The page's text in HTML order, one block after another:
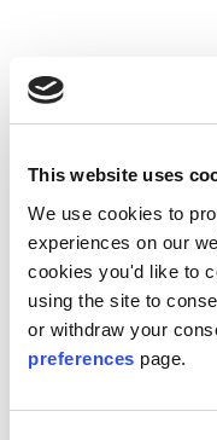
This website uses
We use cookies to
experiences on our
cookies you'd like to
using the site to
or withdraw your
preferences page.
I dati nei
Puoi ingrandire o
adattarli alle cornici